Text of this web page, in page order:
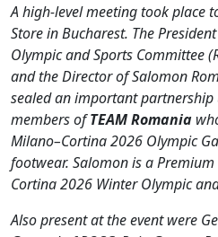
A high-level meeting took place
Store in Bucharest. The
Olympic and Sports Committee
and the Director of Salomon
sealed an important
members ofTEAM Romania
Milano–Cortina 2026 Olympic
footwear. Salomon is a
Cortina 2026 Winter Olympic
Also present at the event were